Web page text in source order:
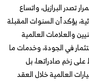
تصدر البرازيل، واتساع
يؤكد أن السنوات المقبلة
والعلامات العالمية
في الجودة، وخدمات ما
على زخم صادراتها، بل
العالمية خلال العقد